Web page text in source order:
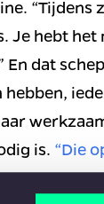
“Tijdens
Je hebt het
dat
is. “Die
een